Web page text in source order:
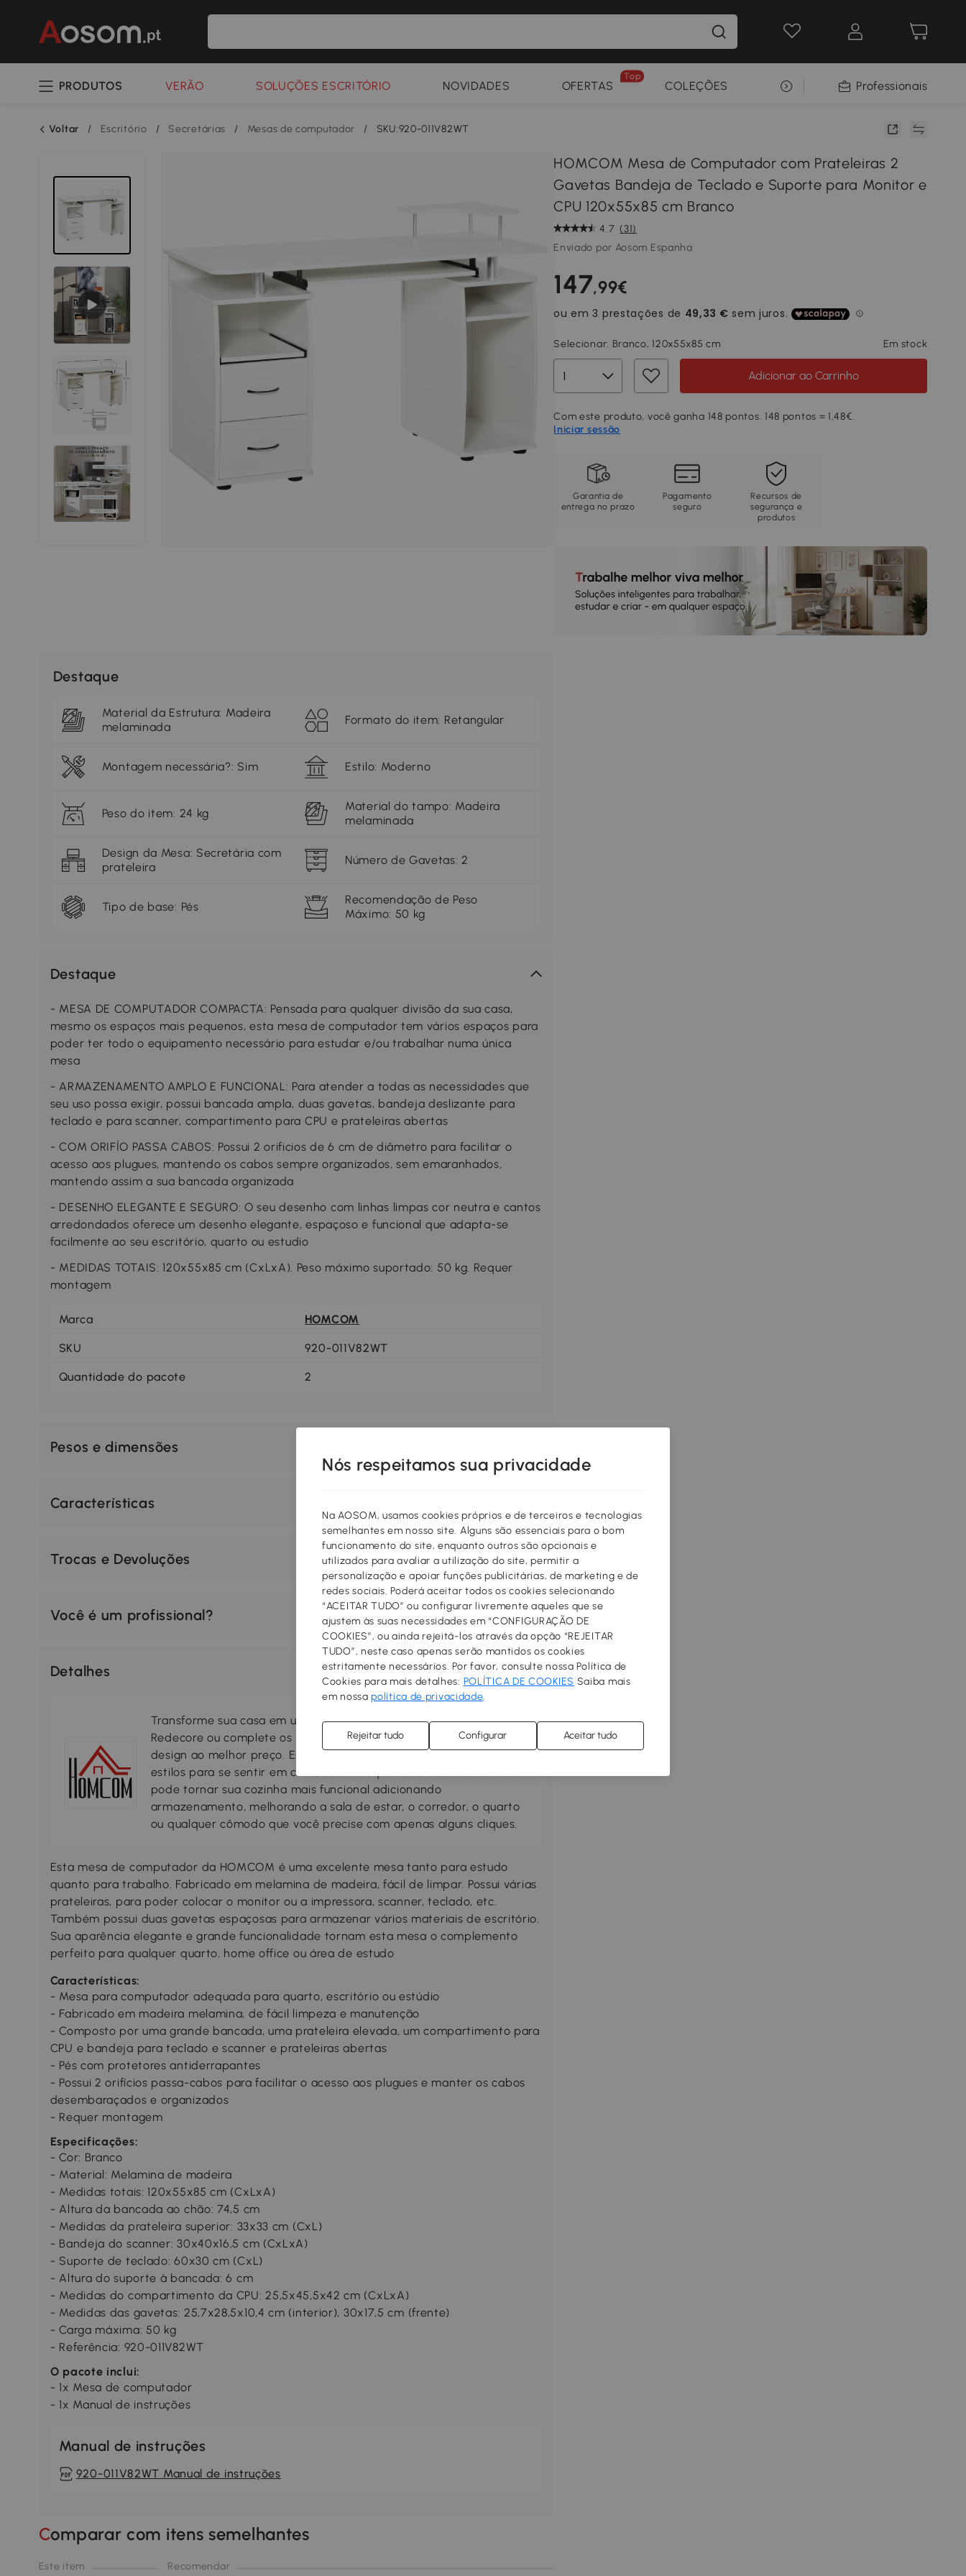
PRODUTOS VERÃO SOLUÇÕES ESCRITÓRIO NOVIDADES OFERTAS
Top
COLEÇÕES SELEÇÃO PREMIUMProfessionais
Voltar / Escritório / Secretárias / Mesas de computador / SKU:920-011V82WT
HOMCOM Mesa de Computador com Prateleiras 2
Gavetas Bandeja de Teclado e Suporte para Monitor e
CPU 120x55x85 cm Branco
4.7 (31)
Enviado por Aosom Espanha
147,99€
Selecionar: Branco, 120x55x85 cm Em stock
Adicionar ao Carrinho
Com este produto, você ganha 148 pontos. 148 pontos = 1,48€.
Iniciar sessão
Garantia de
entrega no prazo
Pagamento
seguro
Recursos de
segurança e
produtos
Destaque
Material da Estrutura: Madeira
melaminada
Formato do item: Retangular
Montagem necessária?: Sim Estilo: Moderno
Peso do item: 24 kg
Material do tampo: Madeira
melaminada
Design da Mesa: Secretária com
prateleira
Número de Gavetas: 2
Tipo de base: Pés
Recomendação de Peso
Máximo: 50 kg
Destaque
- MESA DE COMPUTADOR COMPACTA: Pensada para qualquer divisão da sua casa,
mesmo os espaços mais pequenos, esta mesa de computador tem vários espaços para
poder ter todo o equipamento necessário para estudar e/ou trabalhar numa única
mesa
- ARMAZENAMENTO AMPLO E FUNCIONAL: Para atender a todas as necessidades que
seu uso possa exigir, possui bancada ampla, duas gavetas, bandeja deslizante para
teclado e para scanner, compartimento para CPU e prateleiras abertas
- COM ORIFÍO PASSA CABOS: Possui 2 orificios de 6 cm de diâmetro para facilitar o
acesso aos plugues, mantendo os cabos sempre organizados, sem emaranhados,
mantendo assim a sua bancada organizada
- DESENHO ELEGANTE E SEGURO: O seu desenho com linhas limpas cor neutra e cantos
arredondados oferece um desenho elegante, espaçoso e funcional que adapta-se
facilmente ao seu escritório, quarto ou estudio
- MEDIDAS TOTAIS: 120x55x85 cm (CxLxA). Peso máximo suportado: 50 kg. Requer
montagem
Marca HOMCOM
SKU 920-011V82WT
Quantidade do pacote 2
Pesos e dimensões
Características
Trocas e Devoluções
Você é um profissional?
Detalhes
Transforme sua casa em um lar aconchegante e funcional!
Redecore ou complete os seus espaços interiores com móveis de
design ao melhor preço. Escolha móveis e decoração entre vários
estilos para se sentir em casa, dê um toque novo à sua casa! Você
pode tornar sua cozinha mais funcional adicionando
armazenamento, melhorando a sala de estar, o corredor, o quarto
ou qualquer cômodo que você precise com apenas alguns cliques.
Esta mesa de computador da HOMCOM é uma excelente mesa tanto para estudo
quanto para trabalho. Fabricado em melamina de madeira, fácil de limpar. Possui várias
prateleiras, para poder colocar o monitor ou a impressora, scanner, teclado, etc.
Também possui duas gavetas espaçosas para armazenar vários materiais de escritório.
Sua aparência elegante e grande funcionalidade tornam esta mesa o complemento
perfeito para qualquer quarto, home office ou área de estudo
Características:
- Mesa para computador adequada para quarto, escritório ou estúdio
- Fabricado em madeira melamina, de fácil limpeza e manutenção
- Composto por uma grande bancada, uma prateleira elevada, um compartimento para
CPU e bandeja para teclado e scanner e prateleiras abertas
- Pés com protetores antiderrapantes
- Possui 2 orifícios passa-cabos para facilitar o acesso aos plugues e manter os cabos
desembaraçados e organizados
- Requer montagem
Especificações:
- Cor: Branco
- Material: Melamina de madeira
- Medidas totais: 120x55x85 cm (CxLxA)
- Altura da bancada ao chão: 74,5 cm
- Medidas da prateleira superior: 33x33 cm (CxL)
- Bandeja do scanner: 30x40x16,5 cm (CxLxA)
- Suporte de teclado: 60x30 cm (CxL)
- Altura do suporte à bancada: 6 cm
- Medidas do compartimento da CPU: 25,5x45,5x42 cm (CxLxA)
- Medidas das gavetas: 25,7x28,5x10,4 cm (interior), 30x17,5 cm (frente)
- Carga máxima: 50 kg
- Referência: 920-011V82WT
O pacote inclui:
- 1x Mesa de computador
- 1x Manual de instruções
Manual de instruções
920-011V82WT Manual de instruções
Comparar com itens semelhantes
Este item Recomendar
Nós respeitamos sua privacidade
Na AOSOM, usamos cookies próprios e de terceiros e tecnologias
semelhantes em nosso site. Alguns são essenciais para o bom
funcionamento do site, enquanto outros são opcionais e
utilizados para avaliar a utilização do site, permitir a
personalização e apoiar funções publicitárias, de marketing e de
redes sociais. Poderá aceitar todos os cookies selecionando
“ACEITAR TUDO” ou configurar livremente aqueles que se
ajustem às suas necessidades em “CONFIGURAÇÃO DE
COOKIES”, ou ainda rejeitá-los através da opção “REJEITAR
TUDO”, neste caso apenas serão mantidos os cookies
estritamente necessários. Por favor, consulte nossa Política de
Cookies para mais detalhes: POLÍTICA DE COOKIES Saiba mais
em nossapolítica de privacidade.
Rejeitar tudo Configurar Aceitar tudo